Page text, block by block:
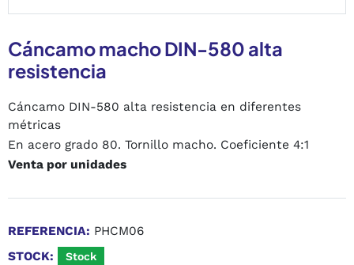
Cáncamo macho DIN-580 alta
resistencia
Cáncamo DIN-580 alta resistencia en diferentes
métricas
En acero grado 80. Tornillo macho. Coeficiente 4:1
Venta por unidades
REFERENCIA: PHCM06
STOCK:
Stock